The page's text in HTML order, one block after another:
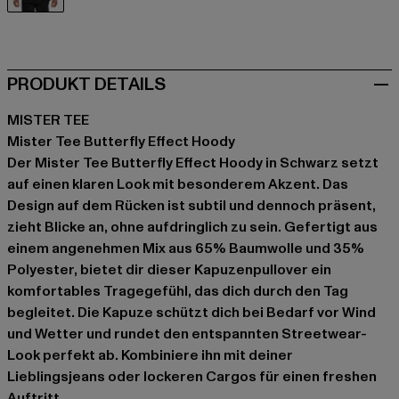
PRODUKT DETAILS
MISTER TEE
Mister Tee Butterfly Effect Hoody
Der Mister Tee Butterfly Effect Hoody in Schwarz setzt
auf einen klaren Look mit besonderem Akzent. Das
Design auf dem Rücken ist subtil und dennoch präsent,
zieht Blicke an, ohne aufdringlich zu sein. Gefertigt aus
einem angenehmen Mix aus 65% Baumwolle und 35%
Polyester, bietet dir dieser Kapuzenpullover ein
komfortables Tragegefühl, das dich durch den Tag
begleitet. Die Kapuze schützt dich bei Bedarf vor Wind
und Wetter und rundet den entspannten Streetwear-
Look perfekt ab. Kombiniere ihn mit deiner
Lieblingsjeans oder lockeren Cargos für einen freshen